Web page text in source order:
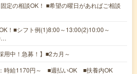
定の相談OK！ ■希望の曜日があればご相談
！■シフト例(1)8:00～13:00(2)10:00～
用中！急募！】■2カ月～
時給1170円～ ■週払いOK ■扶養内OK